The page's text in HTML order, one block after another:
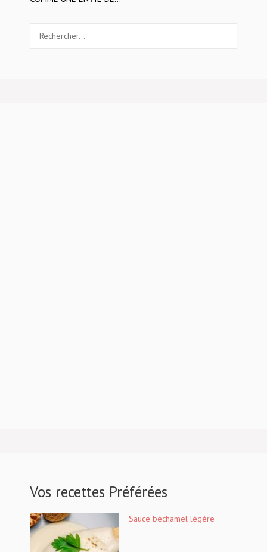
Vos recettes Préférées
Sauce béchamel légère